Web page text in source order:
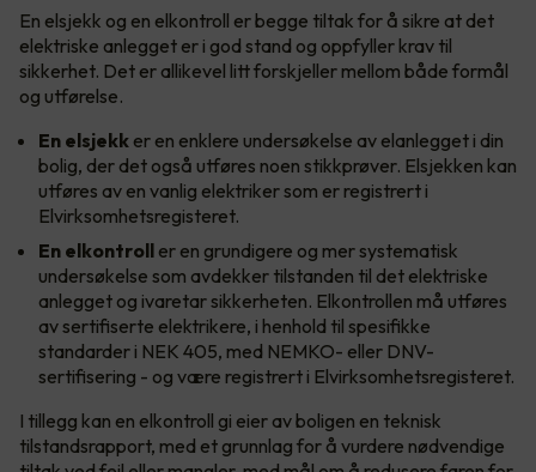
En elsjekk og en elkontroll er begge tiltak for å sikre at det
elektriske anlegget er i god stand og oppfyller krav til
sikkerhet. Det er allikevel litt forskjeller mellom både formål
og utførelse.
En elsjekk er en enklere undersøkelse av elanlegget i din
bolig, der det også utføres noen stikkprøver. Elsjekken kan
utføres av en vanlig elektriker som er registrert i
Elvirksomhetsregisteret.
En elkontroll er en grundigere og mer systematisk
undersøkelse som avdekker tilstanden til det elektriske
anlegget og ivaretar sikkerheten. Elkontrollen må utføres
av sertifiserte elektrikere, i henhold til spesifikke
standarder i NEK 405, med NEMKO- eller DNV-
sertifisering - og være registrert i Elvirksomhetsregisteret.
I tillegg kan en elkontroll gi eier av boligen en teknisk
tilstandsrapport, med et grunnlag for å vurdere nødvendige